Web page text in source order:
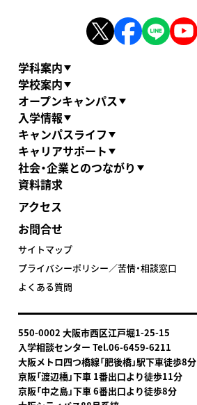
学科案内
学校案内
オープンキャンパス
入学情報
キャンパスライフ
キャリアサポート
社会・企業とのつながり
資料請求
アクセス
お問合せ
サイトマップ
プライバシーポリシー／苦情・相談窓口
よくある質問
550-0002 大阪市西区江戸堀1-25-15
入学相談センター Tel.06-6459-6211
大阪メトロ四つ橋線「肥後橋」駅下車徒歩8分
京阪「渡辺橋」下車 1番出口より徒歩11分
京阪「中之島」下車 6番出口より徒歩8分